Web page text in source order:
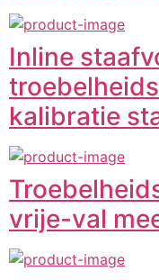
Inline
kalibratie
vrije-val